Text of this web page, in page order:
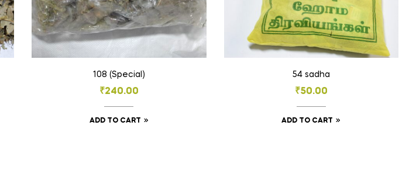
108 (Special)
₹240.00
ADD TO CART
54 sadha
₹50.00
ADD TO CART